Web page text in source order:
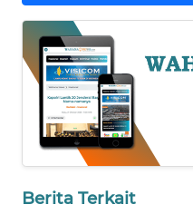
Berita Terkait
WN
SULTRA
WN
NTB
WN